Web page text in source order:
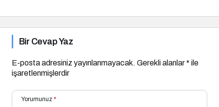
Bir Cevap Yaz
E-posta adresiniz yayınlanmayacak. Gerekli alanlar* ile
işaretlenmişlerdir
Yorumunuz *